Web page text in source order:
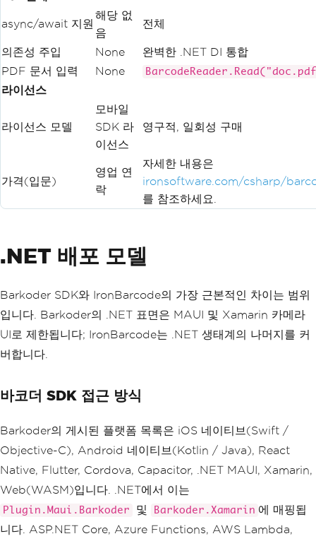
async/await 지원
해당 없
음
전체
의존성 주입 None
완벽한 .NET DI 통합
PDF 문서 입력
None
라이선스
라이선스 모델
모바일
SDK 라
이선스
영구적, 일회성 구매
가격(입문)
영업 연
락
자세한 내용은
ironsoftware.com/csharp/
를 참조하세요.
.NET 배포 모델
Barkoder SDK와 IronBarcode의 가장 근본적인 차이는 범위
입니다. Barkoder의 .NET 표면은 MAUI 및 Xamarin 카메라
UI로 제한됩니다; IronBarcode는 .NET 생태계의 나머지를 커
버합니다.
바코더 SDK 접근 방식
Barkoder의 게시된 플랫폼 목록은 iOS 네이티브(Swift /
Objective-C), Android 네이티브(Kotlin / Java), React
Native, Flutter, Cordova, Capacitor, .NET MAUI, Xamarin,
Web(WASM)입니다. .NET에서 이는
Plugin.Maui.Barkoder 및 Barkoder.Xamarin 에 매핑됩
니다. ASP.NET Core, Azure Functions, AWS Lambda,